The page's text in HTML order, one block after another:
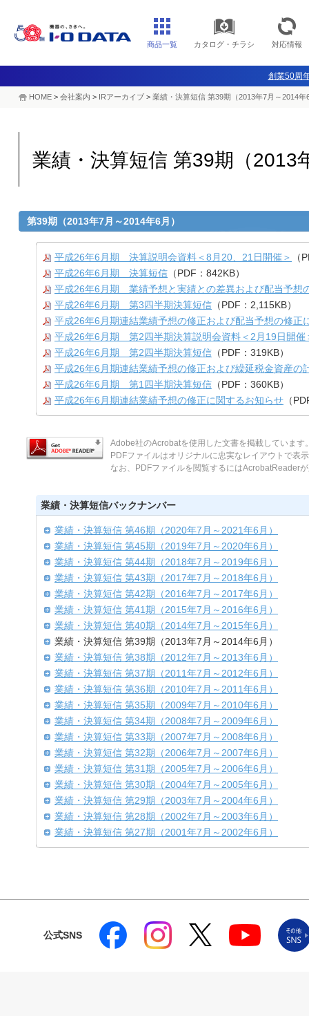
商品一覧 カタログ・チラシ 対応情報
創業50周
HOME > 会社案内 > IRアーカイブ > 業績・決算短信 第39期（2013年7月～2014年
業績・決算短信 第39期（2013
第39期（2013年7月～2014年6月）
平成26年6月期 決算説明会資料＜8月20、21日開催＞
（
平成26年6月期 決算短信 （PDF：842KB）
平成26年6月期 業績予想と実績との差異および配当予想
平成26年6月期 第3四半期決算短信 （PDF：2,115KB）
平成26年6月期連結業績予想の修正および配当予想の修正
平成26年6月期 第2四半期決算説明会資料＜2月19日開催
平成26年6月期 第2四半期決算短信 （PDF：319KB）
平成26年6月期連結業績予想の修正および繰延税金資産の
平成26年6月期 第1四半期決算短信 （PDF：360KB）
平成26年6月期連結業績予想の修正に関するお知らせ （
Adobe社のAcrobatを使用した文書を掲載しています
PDFファイルはオリジナルに忠実なレイアウトで表
なお、PDFファイルを閲覧するにはAcrobatReader
業績・決算短信バックナンバー
業績・決算短信 第46期（2020年7月～2021年6月）
業績・決算短信 第45期（2019年7月～2020年6月）
業績・決算短信 第44期（2018年7月～2019年6月）
業績・決算短信 第43期（2017年7月～2018年6月）
業績・決算短信 第42期（2016年7月～2017年6月）
業績・決算短信 第41期（2015年7月～2016年6月）
業績・決算短信 第40期（2014年7月～2015年6月）
業績・決算短信 第39期（2013年7月～2014年6月）
業績・決算短信 第38期（2012年7月～2013年6月）
業績・決算短信 第37期（2011年7月～2012年6月）
業績・決算短信 第36期（2010年7月～2011年6月）
業績・決算短信 第35期（2009年7月～2010年6月）
業績・決算短信 第34期（2008年7月～2009年6月）
業績・決算短信 第33期（2007年7月～2008年6月）
業績・決算短信 第32期（2006年7月～2007年6月）
業績・決算短信 第31期（2005年7月～2006年6月）
業績・決算短信 第30期（2004年7月～2005年6月）
業績・決算短信 第29期（2003年7月～2004年6月）
業績・決算短信 第28期（2002年7月～2003年6月）
業績・決算短信 第27期（2001年7月～2002年6月）
公式SNS